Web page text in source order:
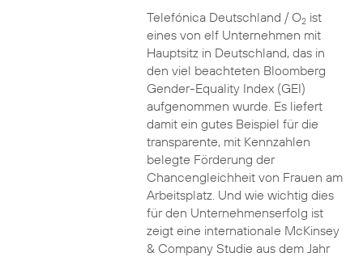
Telefónica Deutschland / O2ist
eines von elf Unternehmen mit
Hauptsitz in Deutschland, das in
den viel beachteten Bloomberg
Gender-Equality Index (GEI)
aufgenommen wurde. Es liefert
damit ein gutes Beispiel für die
transparente, mit Kennzahlen
belegte Förderung der
Chancengleichheit von Frauen am
Arbeitsplatz. Und wie wichtig dies
für den Unternehmenserfolg ist
zeigt eine internationale McKinsey
& Company Studie aus dem Jahr